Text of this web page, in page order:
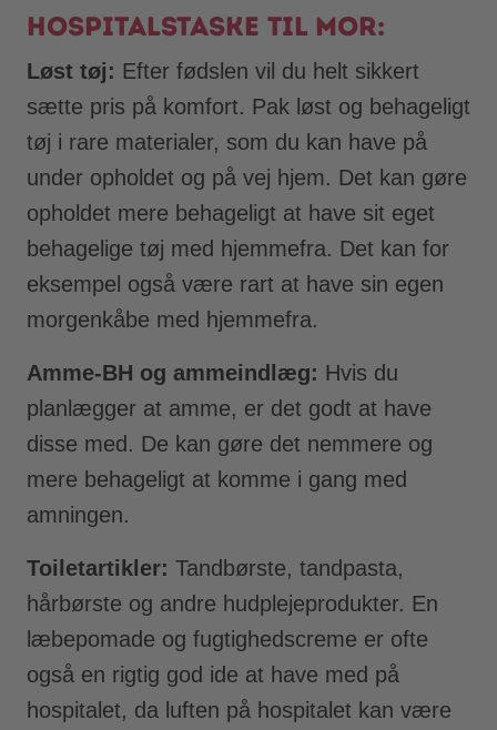
Hospitalstaske til mor:
Løst tøj: Efter fødslen vil du helt sikkert
sætte pris på komfort. Pak løst og behageligt
tøj i rare materialer, som du kan have på
under opholdet og på vej hjem. Det kan gøre
opholdet mere behageligt at have sit eget
behagelige tøj med hjemmefra. Det kan for
eksempel også være rart at have sin egen
morgenkåbe med hjemmefra.
Amme-BH og ammeindlæg: Hvis du
planlægger at amme, er det godt at have
disse med. De kan gøre det nemmere og
mere behageligt at komme i gang med
amningen.
Toiletartikler: Tandbørste, tandpasta,
hårbørste og andre hudplejeprodukter. En
læbepomade og fugtighedscreme er ofte
også en rigtig god ide at have med på
hospitalet, da luften på hospitalet kan være